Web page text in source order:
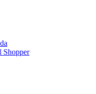
Shopper